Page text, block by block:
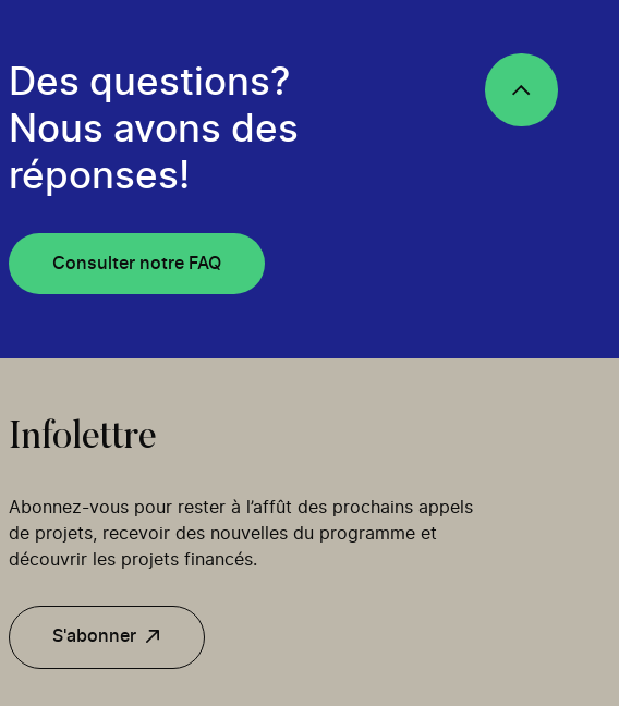
Des questions?
Nous avons des
réponses!
Consulter notre FAQ
Infolettre
Abonnez-vous pour rester à l’affût des prochains appels
de projets, recevoir des nouvelles du programme et
découvrir les projets financés.
S'abonner